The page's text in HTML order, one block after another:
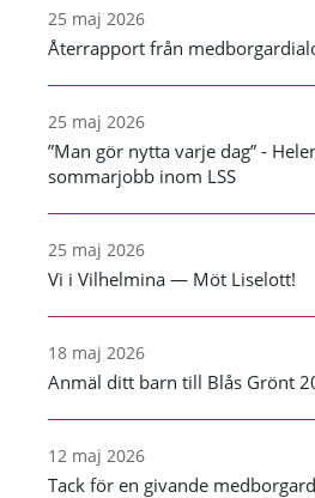
25 maj 2026
Återrapport från
25 maj 2026
”Man gör nytta varje dag” -
sommarjobb inom LSS
25 maj 2026
Vi i Vilhelmina — Möt Liselott!
18 maj 2026
Anmäl ditt barn till Blås Grönt
12 maj 2026
Tack för en givande